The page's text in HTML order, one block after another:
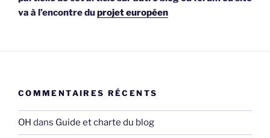
va à l’encontre duprojet européen
COMMENTAIRES RÉCENTS
OH dans Guide et charte du blog